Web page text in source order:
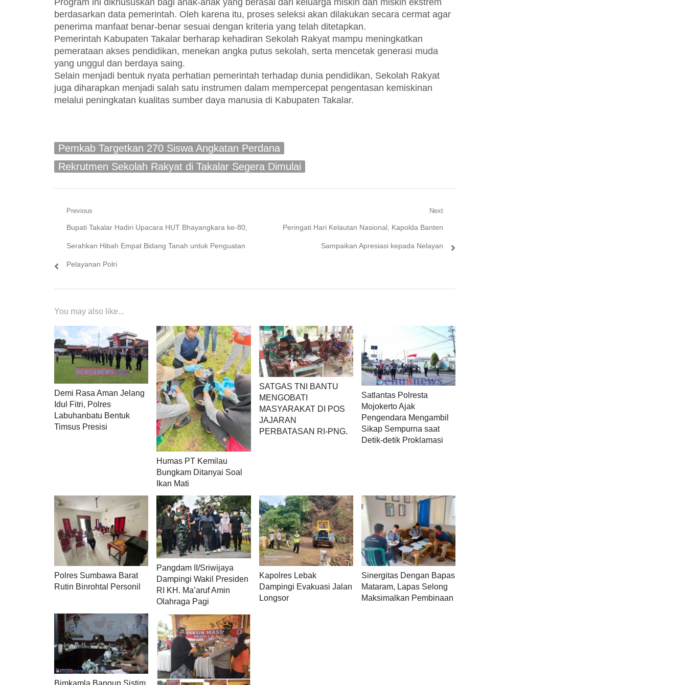
Program ini dikhususkan bagi anak-anak yang berasal dari keluarga miskin dan miskin ekstrem
berdasarkan data pemerintah. Oleh karena itu, proses seleksi akan dilakukan secara cermat agar
penerima manfaat benar-benar sesuai dengan kriteria yang telah ditetapkan.
Pemerintah Kabupaten Takalar berharap kehadiran Sekolah Rakyat mampu meningkatkan
pemerataan akses pendidikan, menekan angka putus sekolah, serta mencetak generasi muda
yang unggul dan berdaya saing.
Selain menjadi bentuk nyata perhatian pemerintah terhadap dunia pendidikan, Sekolah Rakyat
juga diharapkan menjadi salah satu instrumen dalam mempercepat pengentasan kemiskinan
melalui peningkatan kualitas sumber daya manusia di Kabupaten Takalar.
Pemkab Targetkan 270 Siswa Angkatan Perdana
Rekrutmen Sekolah Rakyat di Takalar Segera Dimulai
Navigasi
pos
Previous
Previous
post:
Bupati Takalar Hadiri Upacara HUT Bhayangkara ke-80,
Serahkan Hibah Empat Bidang Tanah untuk Penguatan
Pelayanan Polri
Next
Next
Peringati Hari Kelautan Nasional, Kapolda Banten
Sampaikan Apresiasi kepada Nelayan
You may also like...
Demi Rasa Aman Jelang
Idul Fitri, Polres
Labuhanbatu Bentuk
Timsus Presisi
Humas PT Kemilau
Bungkam Ditanyai Soal
Ikan Mati
SATGAS TNI BANTU
MENGOBATI
MASYARAKAT DI POS
JAJARAN
PERBATASAN RI-PNG.
Satlantas Polresta
Mojokerto Ajak
Pengendara Mengambil
Sikap Sempurna saat
Detik-detik Proklamasi
Polres Sumbawa Barat
Rutin Binrohtal Personil
Pangdam II/Sriwijaya
Dampingi Wakil Presiden
RI KH. Ma’aruf Amin
Olahraga Pagi
Kapolres Lebak
Dampingi Evakuasi Jalan
Longsor
Sinergitas Dengan Bapas
Mataram, Lapas Selong
Maksimalkan Pembinaan